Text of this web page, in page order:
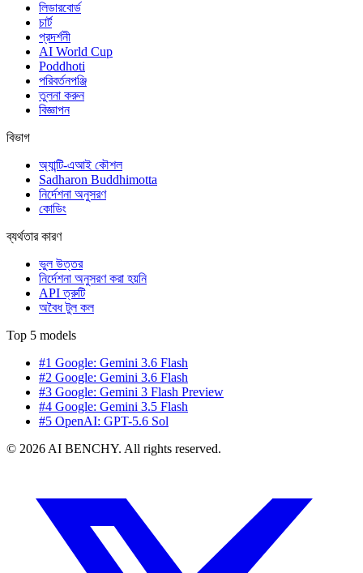
লিডারবোর্ড
চার্ট
প্রদর্শনী
AI World Cup
Poddhoti
পরিবর্তনপঞ্জি
তুলনা করুন
বিজ্ঞাপন
বিভাগ
অ্যান্টি-এআই কৌশল
Sadharon Buddhimotta
নির্দেশনা অনুসরণ
কোডিং
ব্যর্থতার কারণ
ভুল উত্তর
নির্দেশনা অনুসরণ করা হয়নি
API ত্রুটি
অবৈধ টুল কল
Top 5 models
#1 Google: Gemini 3.6 Flash
#2 Google: Gemini 3.6 Flash
#3 Google: Gemini 3 Flash Preview
#4 Google: Gemini 3.5 Flash
#5 OpenAI: GPT-5.6 Sol
© 2026 AI BENCHY. All rights reserved.